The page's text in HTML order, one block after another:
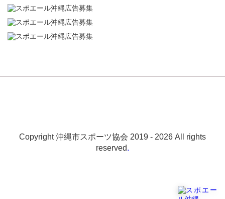
Copyright 沖縄市スポーツ協会 2019 - 2026 All rights
reserved.